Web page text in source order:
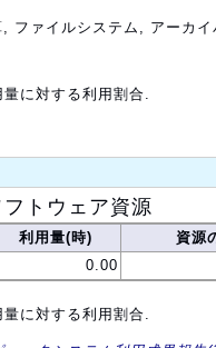
ァイルシステム, アーカイ
に対する利用割合.
トウェア資源
利用量(時) 資源
0.00
に対する利用割合.